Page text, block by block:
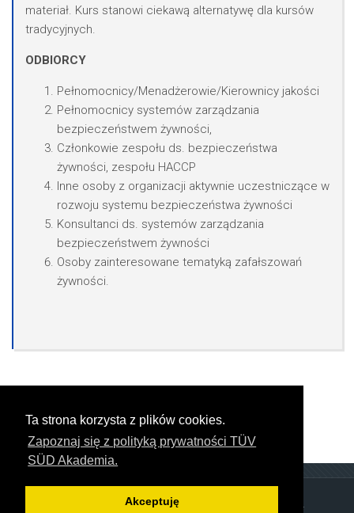
Ta strona korzysta z plików cookies.
Zapoznaj się z polityką prywatności TÜV
SÜD Akademia.
Akceptuję
materiał. Kurs stanowi ciekawą alternatywę dla kursów
tradycyjnych.
ODBIORCY
Pełnomocnicy/Menadżerowie/Kierownicy jakości
Pełnomocnicy systemów zarządzania
bezpieczeństwem żywności,
Członkowie zespołu ds. bezpieczeństwa
żywności, zespołu HACCP
Inne osoby z organizacji aktywnie uczestniczące w
rozwoju systemu bezpieczeństwa żywności
Konsultanci ds. systemów zarządzania
bezpieczeństwem żywności
Osoby zainteresowane tematyką zafałszowań
żywności.
Copyright © TÜV SÜD Polska Sp. z o.o.. All rights reserved.